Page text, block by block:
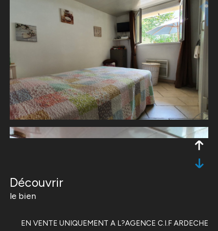
découvrir
le bien
EN VENTE UNIQUEMENT A L?AGENCE C.I.F ARDECHE